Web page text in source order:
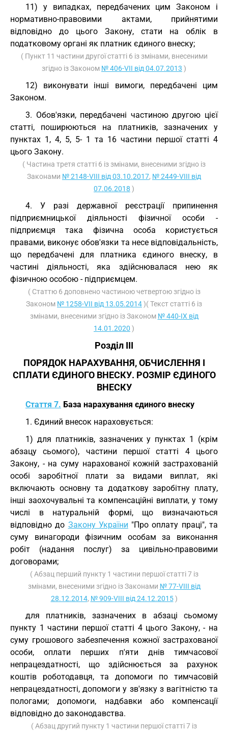
11) у випадках, передбачених цим Законом і
нормативно-правовими актами, прийнятими
відповідно до цього Закону, стати на облік в
податковому органі як платник єдиного внеску;
( Пункт 11 частини другої статті 6 із змінами, внесеними
згідно із Законом № 406-VII від 04.07.2013 )
12) виконувати інші вимоги, передбачені цим
Законом.
3. Обов'язки, передбачені частиною другою цієї
статті, поширюються на платників, зазначених у
пунктах 1, 4, 5, 5- 1 та 16 частини першої статті 4
цього Закону.
( Частина третя статті 6 із змінами, внесеними згідно із
Законами № 2148-VIII від 03.10.2017, № 2449-VIII від
07.06.2018 )
4. У разі державної реєстрації припинення
підприємницької діяльності фізичної особи -
підприємця така фізична особа користується
правами, виконує обов'язки та несе відповідальність,
що передбачені для платника єдиного внеску, в
частині діяльності, яка здійснювалася нею як
фізичною особою - підприємцем.
( Статтю 6 доповнено частиною четвертою згідно із
Законом № 1258-VII від 13.05.2014)( Текст статті 6 із
змінами, внесеними згідно із Законом № 440-IX від
14.01.2020 )
Розділ III
ПОРЯДОК НАРАХУВАННЯ, ОБЧИСЛЕННЯ І
СПЛАТИ ЄДИНОГО ВНЕСКУ. РОЗМІР ЄДИНОГО
ВНЕСКУ
Стаття 7. База нарахування єдиного внеску
1. Єдиний внесок нараховується:
1) для платників, зазначених у пунктах 1 (крім
абзацу сьомого), частини першої статті 4 цього
Закону, - на суму нарахованої кожній застрахованій
особі заробітної плати за видами виплат, які
включають основну та додаткову заробітну плату,
інші заохочувальні та компенсаційні виплати, у тому
числі в натуральній формі, що визначаються
відповідно до Закону України "Про оплату праці", та
суму винагороди фізичним особам за виконання
робіт (надання послуг) за цивільно-правовими
договорами;
( Абзац перший пункту 1 частини першої статті 7 із
змінами, внесеними згідно із Законами № 77-VIII від
28.12.2014, № 909-VIII від 24.12.2015)
для платників, зазначених в абзаці сьомому
пункту 1 частини першої статті 4 цього Закону, - на
суму грошового забезпечення кожної застрахованої
особи, оплати перших п'яти днів тимчасової
непрацездатності, що здійснюється за рахунок
коштів роботодавця, та допомоги по тимчасовій
непрацездатності, допомоги у зв'язку з вагітністю та
пологами; допомоги, надбавки або компенсації
відповідно до законодавства.
( Абзац другий пункту 1 частини першої статті 7 із